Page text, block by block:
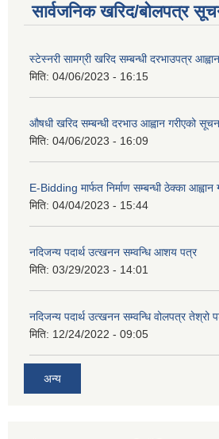
सार्वजनिक खरिद/बोलपत्र
स्टेस्नरी सामग्री खरिद सम्बन्धी दरभाउपत्र
मिति: 04/06/2023 - 16:15
औषधी खरिद सम्बन्धी दरभाउ आह्वान गरीएको
मिति: 04/06/2023 - 16:09
E-Bidding मार्फत निर्माण सम्बन्धी ठेक्का आह्वान
मिति: 04/04/2023 - 15:44
नदिजन्य पदार्थ उत्खनन सम्वन्धि आशय पत्र
मिति: 03/29/2023 - 14:01
नदिजन्य पदार्थ उत्खनन सम्वन्धि वोलपत्र
मिति: 12/24/2022 - 09:05
अन्य